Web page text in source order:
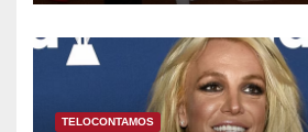
TELOCONTAMOS